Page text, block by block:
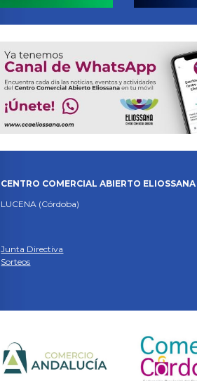
CENTRO COMERCIAL ABIERTO ELIOSSANA
LUCENA (Córdoba)
Junta Directiva
Sorteos